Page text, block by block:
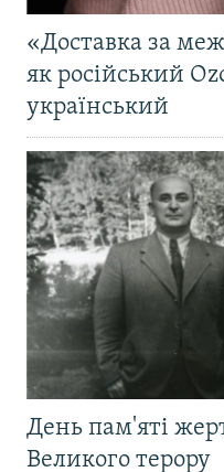
«Доставка за
як російський
український
День пам'яті
Великого терору